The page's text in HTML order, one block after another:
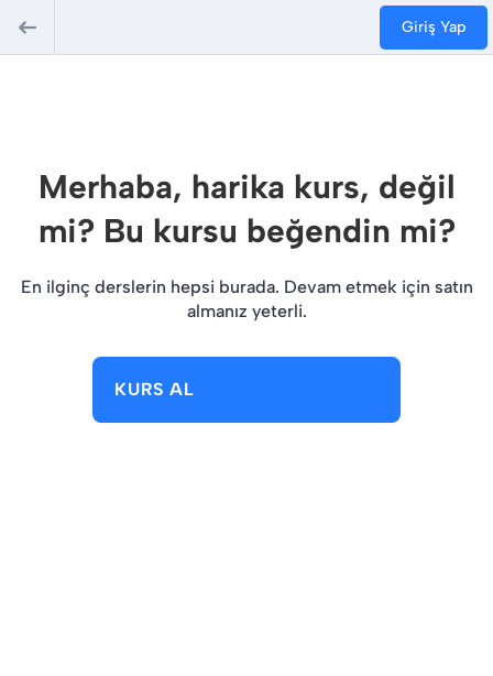
Giriş Yap
Merhaba, harika kurs, değil
mi? Bu kursu beğendin mi?
En ilginç derslerin hepsi burada. Devam etmek için satın
almanız yeterli.
KURS AL